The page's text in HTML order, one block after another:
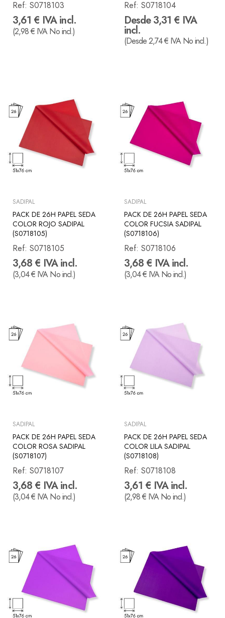
Ref: S0718103
3,61 € IVA incl.
(2,98 € IVA No incl.)
Ref: S0718104
Desde 3,31 € IVA
incl.
(Desde 2,74 € IVA No incl.)
SADIPAL
PACK DE 26H PAPEL SEDA
COLOR ROJO SADIPAL
(S0718105)
Ref: S0718105
3,68 € IVA incl.
(3,04 € IVA No incl.)
SADIPAL
PACK DE 26H PAPEL SEDA
COLOR FUCSIA SADIPAL
(S0718106)
Ref: S0718106
3,68 € IVA incl.
(3,04 € IVA No incl.)
SADIPAL
PACK DE 26H PAPEL SEDA
COLOR ROSA SADIPAL
(S0718107)
Ref: S0718107
3,68 € IVA incl.
(3,04 € IVA No incl.)
SADIPAL
PACK DE 26H PAPEL SEDA
COLOR LILA SADIPAL
(S0718108)
Ref: S0718108
3,61 € IVA incl.
(2,98 € IVA No incl.)